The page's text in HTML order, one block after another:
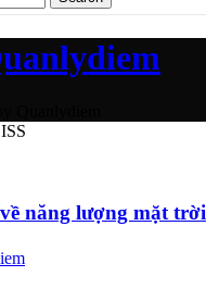
năng lượng mặt trời